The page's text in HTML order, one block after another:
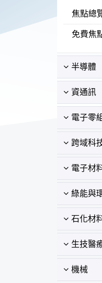
焦點總
免費焦
半導體
資通訊
電子零
跨域科
電子材
綠能與
石化材
生技醫
機械